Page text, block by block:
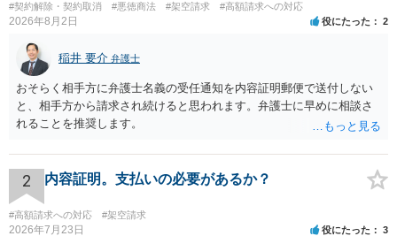
#契約解除・契約取消 #悪徳商法 #架空請求 #高額請求への対応
2026年8月2日 役にたった 2
稲井 要介 弁護士
おそらく相手方に弁護士名義の受任通知を内容証明郵便で送付しない
と、相手方から請求され続けると思われます。弁護士に早めに相談さ
れることを推奨します。
2 内容証明。支払いの必要があるか？
#高額請求への対応 #架空請求
2026年7月23日 役にたった 3